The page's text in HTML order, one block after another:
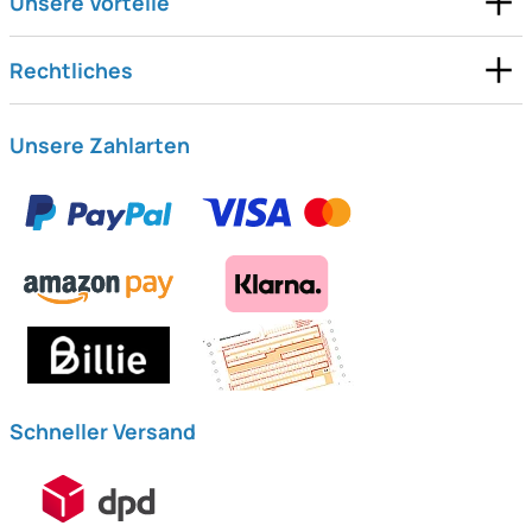
Rechtliches
Unsere Zahlarten
Schneller Versand